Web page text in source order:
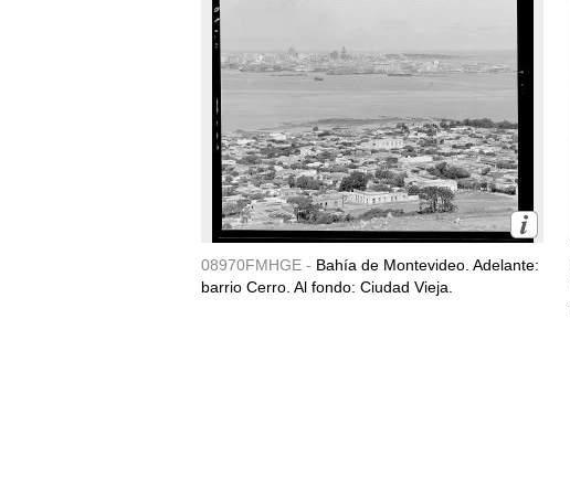
08970FMHGE - Bahía de Montevideo. Adelante:
barrio Cerro. Al fondo: Ciudad Vieja.